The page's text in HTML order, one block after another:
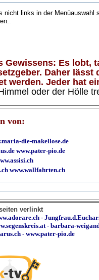
nicht links in der
.
Gewissens: Es
Daher
werden. Jeder hat
oder der Hölle
von:
die-makellose.de
www.pater-pio.de
www.wallfahrten.ch
verlinkt
-
-barbara-
- www.pater-pio.de